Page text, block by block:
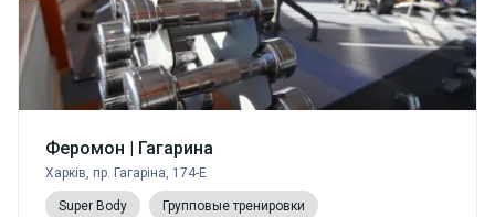
Феромон | Гагарина
Харків, пр. Гагаріна, 174-Е
Super Body Групповые тренировки